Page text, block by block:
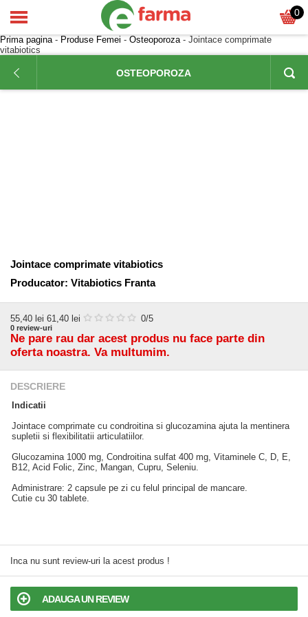
0
Prima pagina- Produse Femei - Osteoporoza- Jointace comprimate
vitabiotics
OSTEOPOROZA
Jointace comprimate vitabiotics
Producator: Vitabiotics Franta
55,40 lei 61,40 lei 0/5
0 review-uri
Ne pare rau dar acest produs nu face parte din
oferta noastra. Va multumim.
DESCRIERE
Indicatii
Jointace comprimate cu condroitina si glucozamina ajuta la mentinera
supletii si flexibilitatii articulatiilor.
Glucozamina 1000 mg, Condroitina sulfat 400 mg, Vitaminele C, D, E,
B12, Acid Folic, Zinc, Mangan, Cupru, Seleniu.
Administrare: 2 capsule pe zi cu felul principal de mancare.
Cutie cu 30 tablete.
Inca nu sunt review-uri la acest produs !
ADAUGA UN REVIEW